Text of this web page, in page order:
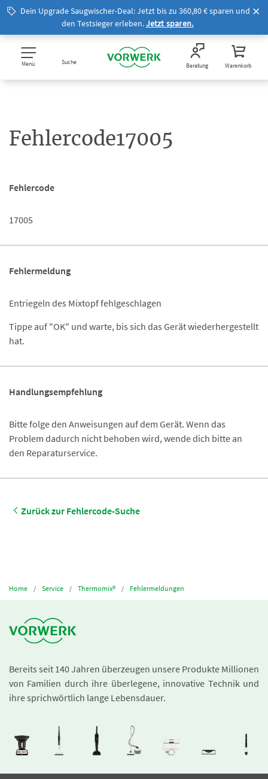
Dein Upgrade Saugwischer-Deal: Jetzt bis zu 360,80 € sparen und
den Testsieger erleben.Jetzt sparen.
Menü Suche Beratung Warenkorb
Fehlercode17005
Fehlercode
17005
Fehlermeldung
Entriegeln des Mixtopf fehlgeschlagen
Tippe auf "OK" und warte, bis sich das Gerät wiederhergestellt
hat.
Handlungsempfehlung
Bitte folge den Anweisungen auf dem Gerät. Wenn das
Problem dadurch nicht behoben wird, wende dich bitte an
den Reparaturservice.
Zurück zur Fehlercode-Suche
Home Service Thermomix® Fehlermeldungen
Bereits seit 140 Jahren überzeugen unsere Produkte Millionen
von Familien durch ihre überlegene, innovative Technik und
ihre sprichwörtlich lange Lebensdauer.